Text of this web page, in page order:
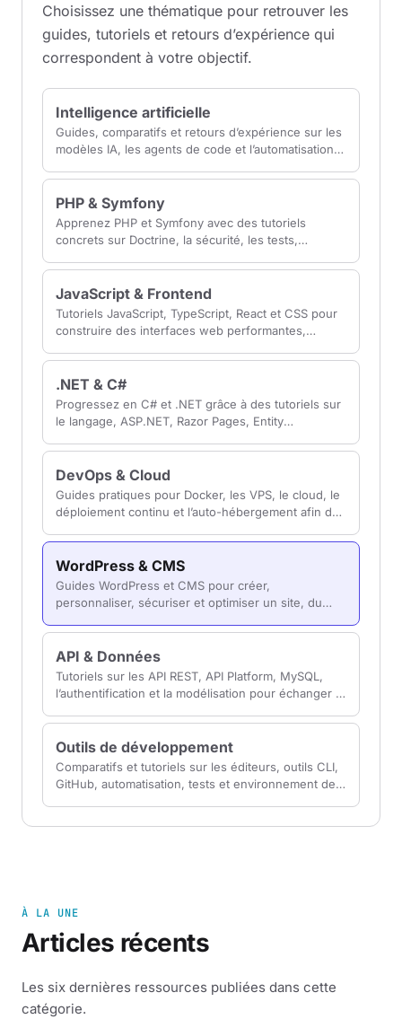
Choisissez une thématique pour retrouver les
guides, tutoriels et retours d’expérience qui
correspondent à votre objectif.
Intelligence artificielle
Guides, comparatifs et retours d’expérience sur les
modèles IA, les agents de code et l’automatisation
PHP & Symfony
Apprenez PHP et Symfony avec des tutoriels
concrets sur Doctrine, la sécurité, les tests,
modernes.
JavaScript & Frontend
Tutoriels JavaScript, TypeScript, React et CSS pour
construire des interfaces web performantes,
.NET & C#
Progressez en C# et .NET grâce à des tutoriels sur
le langage, ASP.NET, Razor Pages, Entity
DevOps & Cloud
Guides pratiques pour Docker, les VPS, le cloud, le
déploiement continu et l’auto-hébergement afin de
WordPress & CMS
Guides WordPress et CMS pour créer,
personnaliser, sécuriser et optimiser un site, du
headless.
API & Données
Tutoriels sur les API REST, API Platform, MySQL,
l’authentification et la modélisation pour échanger et
Outils de développement
Comparatifs et tutoriels sur les éditeurs, outils CLI,
GitHub, automatisation, tests et environnement de
À LA UNE
Articles récents
Les six dernières ressources publiées dans cette
catégorie.